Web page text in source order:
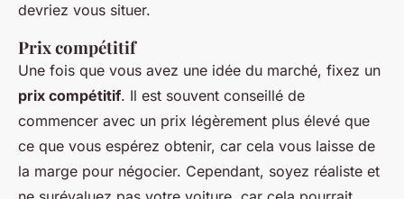
devriez vous situer.
Prix compétitif
Une fois que vous avez une idée du marché, fixez un
prix compétitif. Il est souvent conseillé de
commencer avec un prix légèrement plus élevé que
ce que vous espérez obtenir, car cela vous laisse de
la marge pour négocier. Cependant, soyez réaliste et